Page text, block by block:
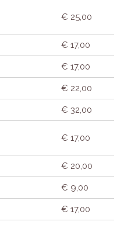
€ 25,00
€ 17,00
€ 17,00
€ 22,00
€ 32,00
€ 17,00
€ 20,00
€ 9,00
€ 17,00